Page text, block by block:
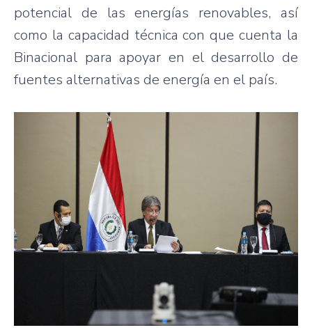
potencial de las energías renovables, así
como la capacidad técnica con que cuenta la
Binacional para apoyar en el desarrollo de
fuentes alternativas de energía en el país.